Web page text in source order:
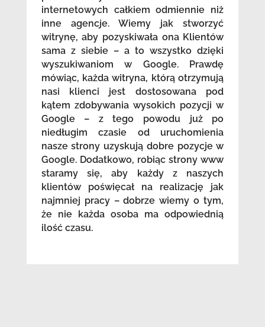
internetowych całkiem odmiennie niż
inne agencje. Wiemy jak stworzyć
witrynę, aby pozyskiwała ona Klientów
sama z siebie – a to wszystko dzięki
wyszukiwaniom w Google. Prawdę
mówiąc, każda witryna, którą otrzymują
nasi klienci jest dostosowana pod
kątem zdobywania wysokich pozycji w
Google – z tego powodu już po
niedługim czasie od uruchomienia
nasze strony uzyskują dobre pozycje w
Google. Dodatkowo, robiąc strony www
staramy się, aby każdy z naszych
klientów poświęcał na realizację jak
najmniej pracy – dobrze wiemy o tym,
że nie każda osoba ma odpowiednią
ilość czasu.